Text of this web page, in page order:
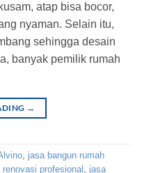
atap bisa bocor,
nyaman. Selain itu,
sehingga desain
banyak pemilik rumah
→
, jasa bangun rumah
renovasi profesional , jasa